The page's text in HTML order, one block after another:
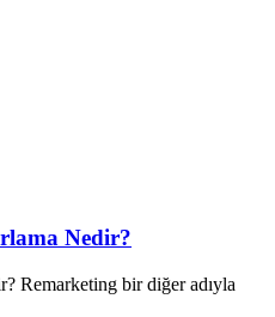
Nedir?
Remarketing bir diğer adıyla